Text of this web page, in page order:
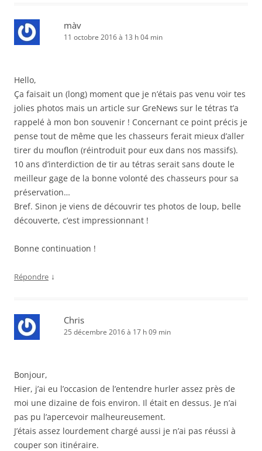
màv
11 octobre 2016 à 13 h 04 min
Hello,
Ça faisait un (long) moment que je n’étais pas venu voir tes
jolies photos mais un article sur GreNews sur le tétras t’a
rappelé à mon bon souvenir ! Concernant ce point précis je
pense tout de même que les chasseurs ferait mieux d’aller
tirer du mouflon (réintroduit pour eux dans nos massifs).
10 ans d’interdiction de tir au tétras serait sans doute le
meilleur gage de la bonne volonté des chasseurs pour sa
préservation…
Bref. Sinon je viens de découvrir tes photos de loup, belle
découverte, c’est impressionnant !
Bonne continuation !
Répondre ↓
Chris
25 décembre 2016 à 17 h 09 min
Bonjour,
Hier, j’ai eu l’occasion de l’entendre hurler assez près de
moi une dizaine de fois environ. Il était en dessus. Je n’ai
pas pu l’apercevoir malheureusement.
J’étais assez lourdement chargé aussi je n’ai pas réussi à
couper son itinéraire.